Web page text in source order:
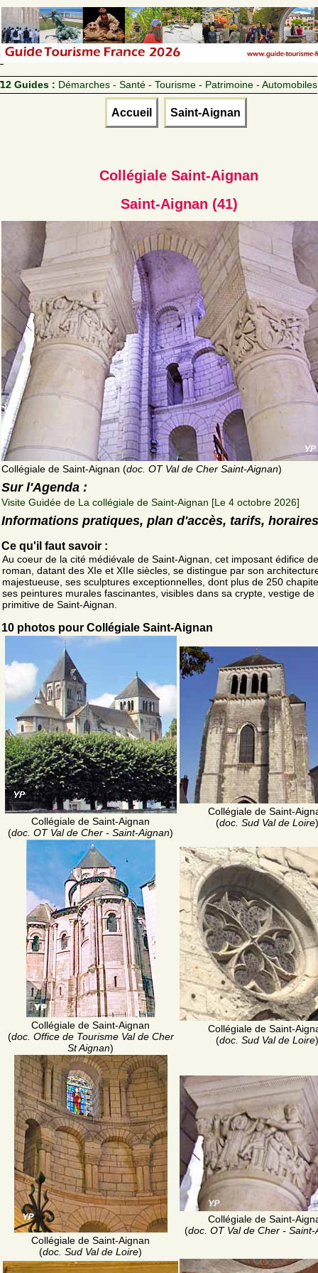
12 Guides : Démarches - Santé - Tourisme - Patrimoine - Automobiles
Accueil Saint-Aignan
Collégiale Saint-Aignan
Saint-Aignan (41)
Collégiale de Saint-Aignan (doc. OT Val de Cher Saint-Aignan)
Sur l'Agenda :
Visite Guidée de La collégiale de Saint-Aignan [Le 4 octobre 2026]
Informations pratiques, plan d'accès, tarifs, horaires
Ce qu'il faut savoir :
Au coeur de la cité médiévale de Saint-Aignan, cet imposant édifice
roman, datant des XIe et XIIe siècles, se distingue par son
majestueuse, ses sculptures exceptionnelles, dont plus de 250
ses peintures murales fascinantes, visibles dans sa crypte, vestige de
primitive de Saint-Aignan.
10 photos pour Collégiale Saint-Aignan
Collégiale de Saint-Aignan
(doc. OT Val de Cher - Saint-Aignan)
Collégiale de Saint-
(doc. Sud Val de Loire)
Collégiale de Saint-Aignan
(doc. Office de Tourisme Val de Cher
St Aignan)
Collégiale de Saint-
(doc. Sud Val de Loire)
Collégiale de Saint-Aignan
(doc. Sud Val de Loire)
Collégiale de Saint-
(doc. OT Val de Cher - Saint-